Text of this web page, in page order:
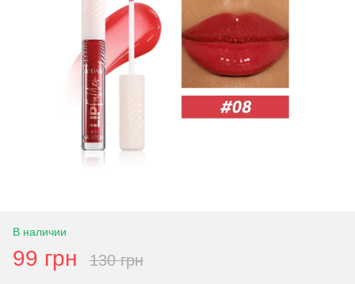
В наличии
99 грн 130 грн